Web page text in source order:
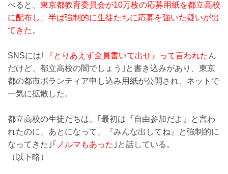
べると、 東京都教育委員会が10万枚の応募用紙を都立高校
に配布し、半ば強制的に生徒たちに応募を強いた疑いが出
てきた。
SNSには｢ 『とりあえず全員書いて出せ』って言われたん
だけど、都立高校の闇でしょう｣と書き込みがあり、東京
都の都市ボランティア申し込み用紙が公開され、ネットで
一気に拡散した。
都立高校の生徒たちは、｢最初は『自由参加だよ』と言わ
れたのに、あとになって、『みんな出してね』と強制的に
なってきた｣｢ ノルマもあった ｣と話している。
（以下略）